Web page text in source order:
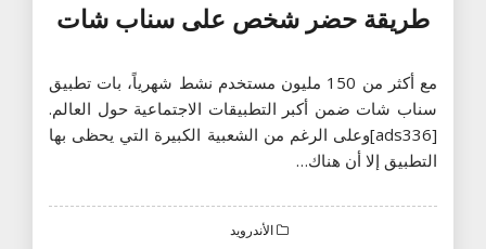
طريقة حضر شخص على سناب شات
مع أكثر من 150 مليون مستخدم نشط شهرياً، بات تطبيق
سناب شات ضمن أكبر التطبيقات الاجتماعية حول العالم.
[ads336]وعلى الرغم من الشعبية الكبيرة التي يحظى بها
التطبيق إلا أن هناك…
الأندرويد